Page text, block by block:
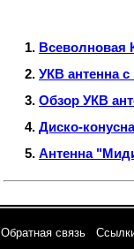
Всеволновая
УКВ антенна
Обзор УКВ
Диско-
Антенна
Обратная связь